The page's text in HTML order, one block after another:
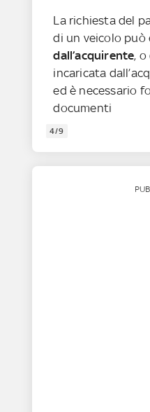
La richiesta del
di un veicolo può
dall’acquirente, o
incaricata
ed è necessario
documenti
4/9